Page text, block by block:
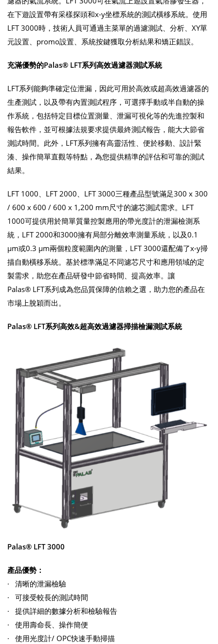
在下遊設置帶有采樣探頭和x-y坐標系統的測試橫移系統。使用
LFT 3000時，技術人員可通過主菜單的過濾測試、分析、XY單
元設置、promo設置、系統按鍵獲取分析結果和矯正錯誤。
充滿優勢的Palas® LFT系列高效過濾器測試系統
LFT系列能夠準確定位泄漏，因此可用於高效或超高效過濾器的
生產測試，以及帶有內置測試程序，可選擇手動或半自動的操
作系統，包括特定目標位置測量、泄漏可視化等的先進控製和
報告軟件，並可根據法規要求提供最終測試報告，能大大節省
測試時間。此外，LFT系列擁有高靈活性、便於移動、設計緊
湊、操作簡單直觀等特點，為您提供精準的評估和可靠的測試
結果。
LFT 1000、LFT 2000、LFT 3000三種產品型號滿足300 x 300
/ 600 x 600 / 600 x 1,200 mm尺寸的濾芯測試需求。LFT
1000可提供用於簡單質量控製應用的帶光度計的泄漏檢測系
統，LFT 2000和3000擁有局部分離效率測量系統，以及0.1
µm或0.3 µm兩個粒度範圍內的測量，LFT 3000還配備了x-y掃
描自動橫移系統。基於標準滿足不同濾芯尺寸和應用領域的定
製需求，助您在產品研發中節省時間、提高效率。讓
Palas® LFT系列成為您品質保障的信賴之選，助力您的產品在
市場上脫穎而出。
Palas® LFT系列高效&超高效過濾器掃描檢漏測試系統
Palas® LFT 3000
產品優勢 ：
· 清晰的泄漏檢驗
· 可接受較長的測試時間
· 提供詳細的數據分析和檢驗報告
· 使用壽命長、操作簡便
· 使用光度計/ OPC快速手動掃描